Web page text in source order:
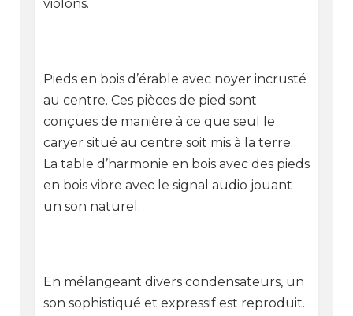
violons.
Pieds en bois d’érable avec noyer incrusté
au centre. Ces pièces de pied sont
conçues de manière à ce que seul le
caryer situé au centre soit mis à la terre.
La table d’harmonie en bois avec des pieds
en bois vibre avec le signal audio jouant
un son naturel.
En mélangeant divers condensateurs, un
son sophistiqué et expressif est reproduit.